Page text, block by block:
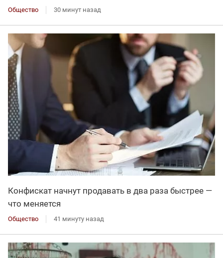
Общество 30 минут назад
Конфискат начнут продавать в два раза быстрее —
что меняется
Общество 41 минуту назад